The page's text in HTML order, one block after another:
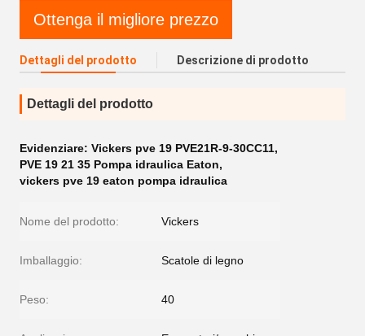
Ottenga il migliore prezzo
Dettagli del prodotto Descrizione di prodotto
Dettagli del prodotto
Evidenziare: Vickers pve 19 PVE21R-9-30CC11,
PVE 19 21 35 Pompa idraulica Eaton,
vickers pve 19 eaton pompa idraulica
Nome del prodotto: Vickers
Imballaggio: Scatole di legno
Peso: 40